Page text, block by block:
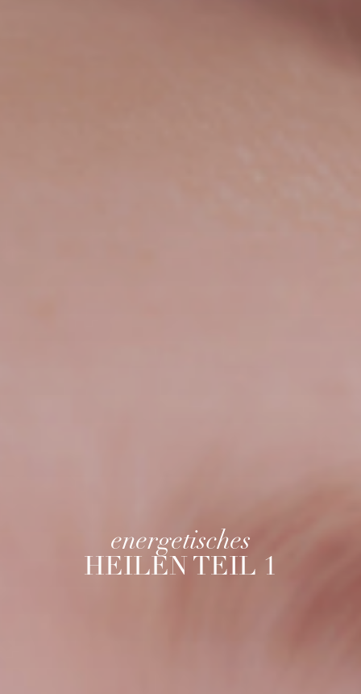
energetisches
HEILEN TEIL 1